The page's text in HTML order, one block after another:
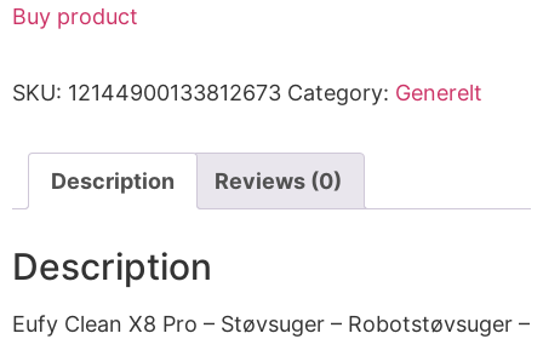
Buy product
SKU: 12144900133812673 Category: Generelt
Description Reviews (0)
Description
Eufy Clean X8 Pro – Støvsuger – Robotstøvsuger –